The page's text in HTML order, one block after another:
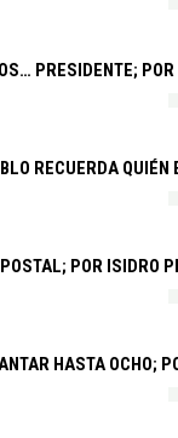
PRESIDENTE;
RECUERDA QUIÉN
POR ISIDRO
HASTA OCHO;